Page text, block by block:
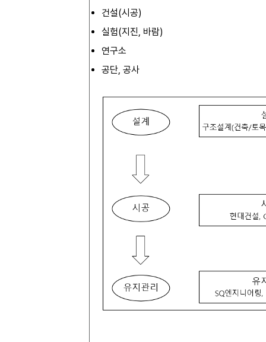
건설(시공)
실험(지진, 바람)
연구소
공단, 공사